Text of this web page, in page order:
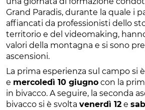
Grand Paradis, durante la quale i
affiancati da professionisti dello
territorio e del videomaking,
valori della montagna e si sono
ascensioni.
La prima esperienza sul campo si
e mercoledì 10 giugno con la
in bivacco. A seguire, la seconda
bivacco si è svolta venerdì 12 e